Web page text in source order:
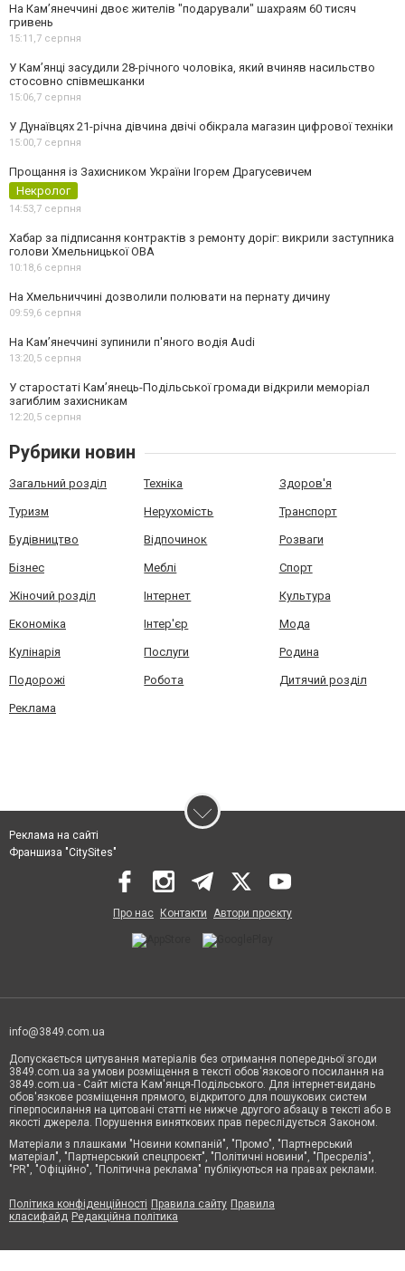
На Камʼянеччині двоє жителів "подарували" шахраям 60 тисяч
гривень
15:11, 7 серпня
У Камʼянці засудили 28-річного чоловіка, який вчиняв насильство
стосовно співмешканки
15:06, 7 серпня
У Дунаївцях 21-річна дівчина двічі обікрала магазин цифрової техніки
15:00, 7 серпня
Прощання із Захисником України Ігорем Драгусевичем
Некролог
14:53, 7 серпня
Хабар за підписання контрактів з ремонту доріг: викрили заступника
голови Хмельницької ОВА
10:18, 6 серпня
На Хмельниччині дозволили полювати на пернату дичину
09:59, 6 серпня
На Камʼянеччині зупинили п'яного водія Audi
13:20, 5 серпня
У старостаті Кам’янець-Подільської громади відкрили меморіал
загиблим захисникам
12:20, 5 серпня
Рубрики новин
Загальний розділ Техніка Здоров'я
Туризм Нерухомість Транспорт
Будівництво Відпочинок Розваги
Бізнес Меблі Спорт
Жіночий розділ Інтернет Культура
Економіка Інтер'єр Мода
Кулінарія Послуги Родина
Подорожі Робота Дитячий розділ
Реклама
Реклама на сайті
Франшиза "CitySites"
Про нас Контакти Автори проєкту
info@3849.com.ua
Допускається цитування матеріалів без отримання попередньої згоди
3849.com.ua за умови розміщення в тексті обов'язкового посилання на
3849.com.ua - Сайт міста Кам'янця-Подільського. Для інтернет-видань
обов'язкове розміщення прямого, відкритого для пошукових систем
гіперпосилання на цитовані статті не нижче другого абзацу в тексті або в
якості джерела. Порушення виняткових прав переслідується Законом.
Матеріали з плашками "Новини компаній", "Промо", "Партнерський
матеріал", "Партнерський спецпроєкт", "Політичні новини", "Пресреліз",
"PR", "Офіційно", "Політична реклама" публікуються на правах реклами.
Політика конфіденційності Правила сайту Правила
класифайд Редакційна політика